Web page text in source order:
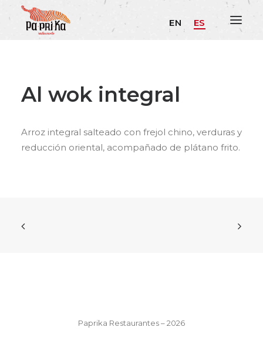
EN ES
Al wok integral
Arroz integral salteado con frejol chino, verduras y
reducción oriental, acompañado de plátano frito.
Paprika Restaurantes – 2026